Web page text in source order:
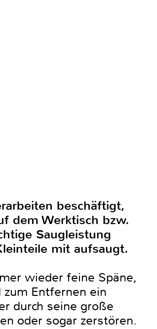
beschäftigt,
dem Werktisch bzw.
Saugleistung
mit aufsaugt.
wieder feine Späne,
zum Entfernen ein
durch seine große
oder sogar zerstören.